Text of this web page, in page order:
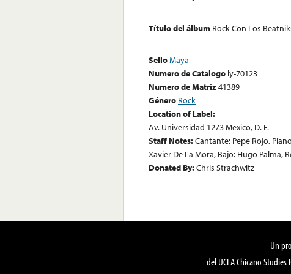
Título del álbum Rock Con Los
SelloMaya
Numero de Catalogo ly-70123
Numero de Matriz41389
Género Rock
Location of Label:
Av. Universidad 1273 Mexico, D. F.
Staff Notes:Cantante: Pepe Rojo,
Xavier De La Mora, Bajo: Hugo Palma,
Donated By:Chris Strachwitz
Un
del UCLA Chicano Studies